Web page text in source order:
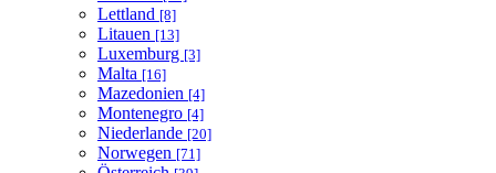
Lettland [8]
Litauen [13]
Luxemburg [3]
Malta [16]
Mazedonien [4]
Montenegro [4]
Niederlande [20]
Norwegen [71]